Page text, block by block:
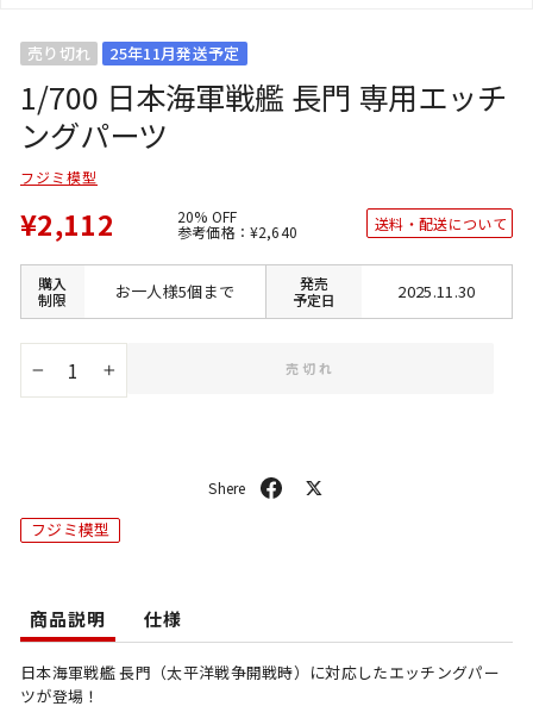
売り切れ 25年11月発送予定
1/700 日本海軍戦艦 長門 専用エッチ
ングパーツ
フジミ模型
¥2,112 20% OFF
参考価格：通
価
¥2,640
格
送料・配送について
購入
制限
お一人様5個まで
発売
予定日
2025.11.30
+
売切れ
シ
フジミ模型
商品説明 仕様
日本海軍戦艦 長門（太平洋戦争開戦時）に対応したエッチングパー
ツが登場！